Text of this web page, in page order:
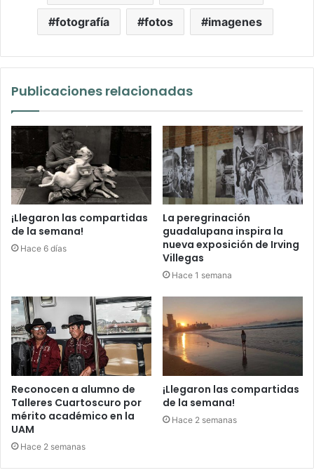
fotografía fotos imagenes
Publicaciones relacionadas
¡Llegaron las compartidas
de la semana!
Hace 6 días
La peregrinación
guadalupana inspira la
nueva exposición de Irving
Villegas
Hace 1 semana
Reconocen a alumno de
Talleres Cuartoscuro por
mérito académico en la
UAM
Hace 2 semanas
¡Llegaron las compartidas
de la semana!
Hace 2 semanas